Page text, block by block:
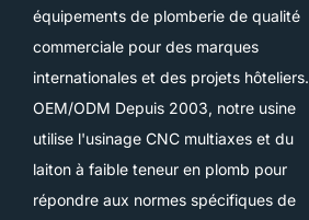
équipements de plomberie de qualité
commerciale pour des marques
internationales et des projets hôteliers.
OEM/ODM Depuis 2003, notre usine
utilise l'usinage CNC multiaxes et du
laiton à faible teneur en plomb pour
répondre aux normes spécifiques de